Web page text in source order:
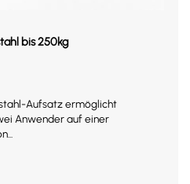
bis 250kg
Aufsatz ermöglicht
Anwender auf einer